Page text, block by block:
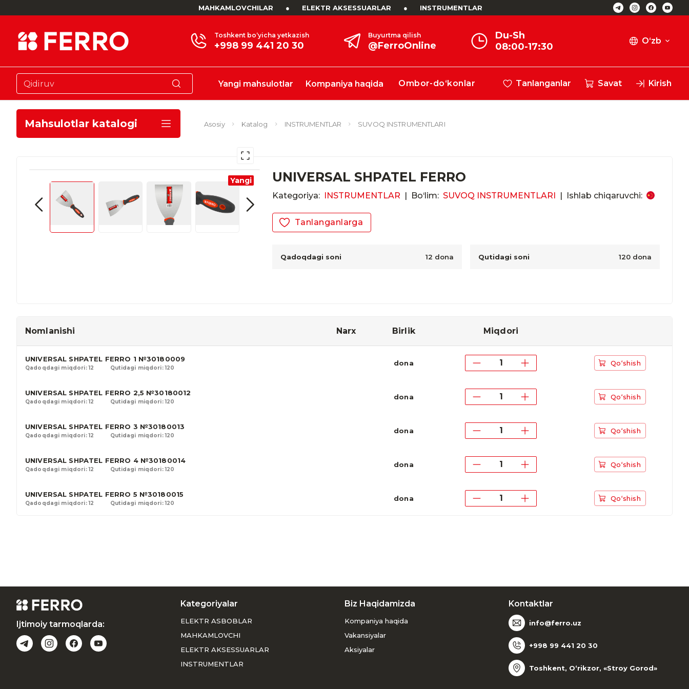
MAHKAMLOVCHILAR ● ELEKTR AKSESSUARLAR ● INSTRUMENTLAR
Toshkent bo‘yicha yetkazish
+998 99 441 20 30
Buyurtma qilish
@FerroOnline
Du-Sh
08:00-17:30
O‘zb
Yangi mahsulotlar Kompaniya haqida Ombor-do‘konlar Tanlanganlar Savat Kirish
Mahsulotlar katalogi Asosiy Katalog INSTRUMENTLAR SUVOQ INSTRUMENTLARI
Yangi UNIVERSAL SHPATEL FERRO
Kategoriya: INSTRUMENTLAR | Bo‘lim: SUVOQ INSTRUMENTLARI | Ishlab chiqaruvchi:
Tanlanganlarga
Qadoqdagi soni 12 dona Qutidagi soni 120 dona
Nomlanishi Narx Birlik Miqdori
UNIVERSAL SHPATEL FERRO 1 №30180009
Qadoqdagi miqdori: 12 Qutidagi miqdori: 120
dona Qo‘shish
UNIVERSAL SHPATEL FERRO 2,5 №30180012
Qadoqdagi miqdori: 12 Qutidagi miqdori: 120
dona Qo‘shish
UNIVERSAL SHPATEL FERRO 3 №30180013
Qadoqdagi miqdori: 12 Qutidagi miqdori: 120
dona Qo‘shish
UNIVERSAL SHPATEL FERRO 4 №30180014
Qadoqdagi miqdori: 12 Qutidagi miqdori: 120
dona Qo‘shish
UNIVERSAL SHPATEL FERRO 5 №30180015
Qadoqdagi miqdori: 12 Qutidagi miqdori: 120
dona Qo‘shish
Ijtimoiy tarmoqlarda:
Kategoriyalar
ELEKTR ASBOBLAR
MAHKAMLOVCHI
ELEKTR AKSESSUARLAR
INSTRUMENTLAR
Biz Haqidamizda
Kompaniya haqida
Vakansiyalar
Aksiyalar
Kontaktlar
info@ferro.uz
+998 99 441 20 30
Toshkent, O‘rikzor, «Stroy Gorod»